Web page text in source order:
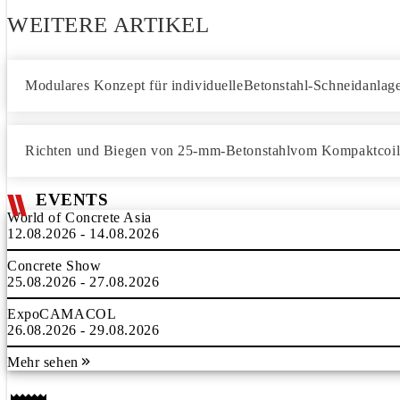
WEITERE ARTIKEL
Modulares Konzept für individuelleBetonstahl-
Richten und Biegen von 25-mm-Betonstahlvom Kompaktcoil
EVENTS
World of Concrete Asia
12.08.2026 - 14.08.2026
Concrete Show
25.08.2026 - 27.08.2026
ExpoCAMACOL
26.08.2026 - 29.08.2026
Mehr sehen